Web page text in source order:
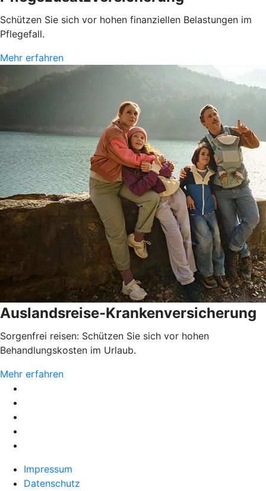
Schützen Sie sich vor hohen finanziellen Belastungen im
Pflegefall.
Mehr erfahren
Auslandsreise-Krankenversicherung
Sorgenfrei reisen: Schützen Sie sich vor hohen
Behandlungskosten im Urlaub.
Mehr erfahren
Impressum
Datenschutz